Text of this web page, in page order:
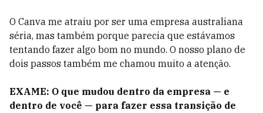
O Canva me atraiu por ser uma empresa australiana
séria, mas também porque parecia que estávamos
tentando fazer algo bom no mundo. O nosso plano de
dois passos também me chamou muito a atenção.
EXAME: O que mudou dentro da empresa — e
dentro de você — para fazer essa transição de